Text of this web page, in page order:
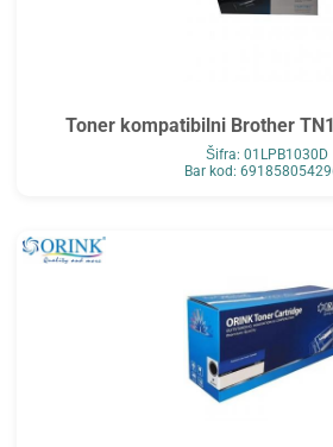
Toner kompatibilni Brother
Šifra: 01LPB1030D
Bar kod: